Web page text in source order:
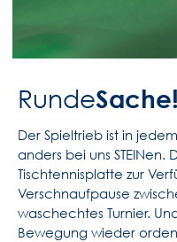
RundeSache!
Der Spieltrieb ist in
anders bei uns
Tischtennisplatte zur
Verschnaufpause
waschechtes Turnier.
Bewegung wieder